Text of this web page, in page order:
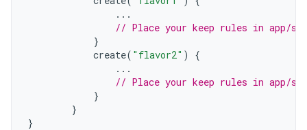
...
// Place your keep rules in app/
}
create( "flavor2" )
{
...
// Place your keep rules in app/
}
}
}